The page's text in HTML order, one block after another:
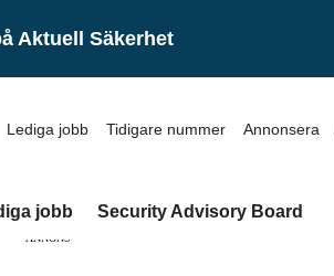
Aktuell Säkerhet
Lediga jobb Tidigare nummer Annonsera
jobb Security Advisory Board
ANNONS